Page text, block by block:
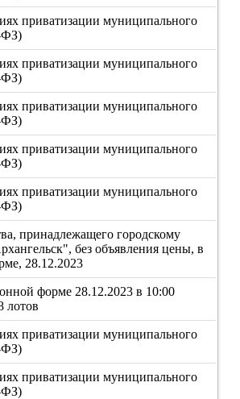
приватизации муниципального
ФЗ)
приватизации муниципального
ФЗ)
приватизации муниципального
ФЗ)
приватизации муниципального
ФЗ)
приватизации муниципального
ФЗ)
принадлежащего городскому
без объявления цены, в
28.12.2023
форме 28.12.2023 в 10:00
лотов
приватизации муниципального
ФЗ)
приватизации муниципального
ФЗ)